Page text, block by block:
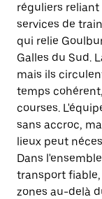
réguliers reliant
services de
qui relie
Galles du Sud.
mais ils
temps
courses.
sans accroc,
lieux peut
Dans
transport
zones au-delà